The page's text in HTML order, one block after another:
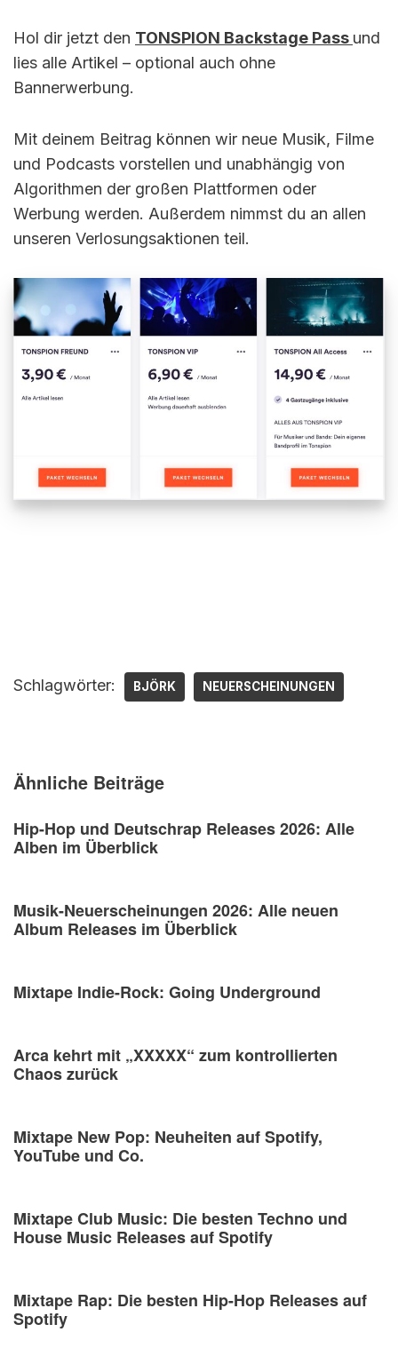
Hol dir jetzt den TONSPION Backstage Pass und
lies alle Artikel – optional auch ohne
Bannerwerbung.
Mit deinem Beitrag können wir neue Musik, Filme
und Podcasts vorstellen und unabhängig von
Algorithmen der großen Plattformen oder
Werbung werden. Außerdem nimmst du an allen
unseren Verlosungsaktionen teil.
Schlagwörter: BJÖRK NEUERSCHEINUNGEN
Ähnliche Beiträge
Hip-Hop und Deutschrap Releases 2026: Alle
Alben im Überblick
Musik-Neuerscheinungen 2026: Alle neuen
Album Releases im Überblick
Mixtape Indie-Rock: Going Underground
Arca kehrt mit „XXXXX“ zum kontrollierten
Chaos zurück
Mixtape New Pop: Neuheiten auf Spotify,
YouTube und Co.
Mixtape Club Music: Die besten Techno und
House Music Releases auf Spotify
Mixtape Rap: Die besten Hip-Hop Releases auf
Spotify